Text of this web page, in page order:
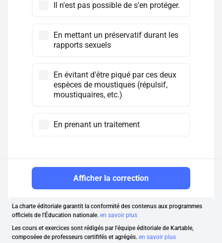
Il n'est pas possible de s'en protéger.
En mettant un préservatif durant les
rapports sexuels
En évitant d'être piqué par ces deux
espèces de moustiques (répulsif,
moustiquaires, etc.)
En prenant un traitement
Afficher la correction
La charte éditoriale garantit la conformité des contenus aux programmes
officiels de l'Éducation nationale. en savoir plus
Les cours et exercices sont rédigés par l'équipe éditoriale de Kartable,
composéee de professeurs certififés et agrégés. en savoir plus